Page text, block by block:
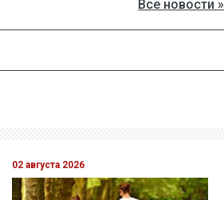
Все новости »
02 августа 2026